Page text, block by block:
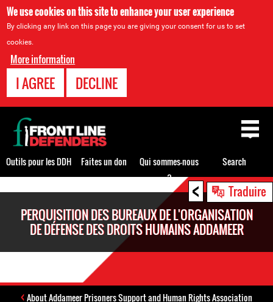
We use cookies on this site to enhance your user experience
By clicking any link on this page you are giving your consent for us to set
cookies.
More information
I AGREE DECLINE
< Traduire
PERQUISITION DES BUREAUX DE L'ORGANISATION
DE DÉFENSE DES DROITS HUMAINS ADDAMEER
About Addameer Prisoners Support and Human Rights Association
Back
to
top
Outils pour les DDH Faites un don
Qui sommes-nous
?
Search